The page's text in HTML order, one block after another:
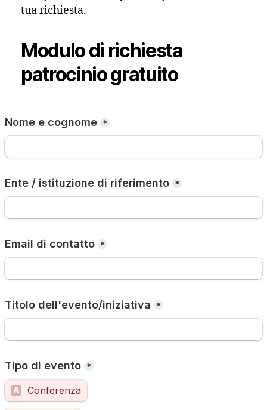
tua richiesta.
Modulo di richiesta
patrocinio gratuito